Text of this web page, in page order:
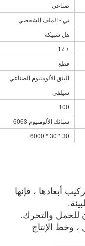
صناعي
تي - الملف الشخصي
هل سبيكة
± 1٪
قطع
البثق الألومنيوم الصناعي
سيلفي
100
سبائك الألومنيوم 6063
30 * 30 * 6000
أبعادها ، فإنها
وخط الإنتاج